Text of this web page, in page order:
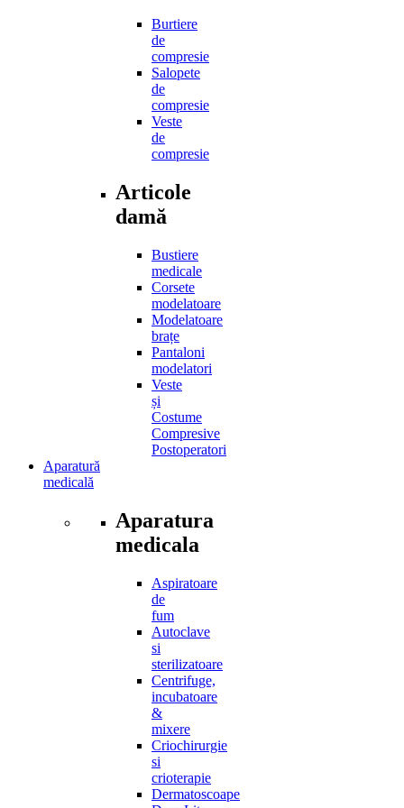
Burtiere
de
compresie
Salopete
de
compresie
Veste
de
compresie
Articole
damă
Bustiere
medicale
Corsete
modelatoare
Modelatoare
brațe
Pantaloni
modelatori
Veste
și
Costume
Compresive
Postoperatori
Aparatură
medicală
Aparatura
medicala
Aspiratoare
de
fum
Autoclave
si
sterilizatoare
Centrifuge,
incubatoare
&
mixere
Criochirurgie
si
crioterapie
Dermatoscoape